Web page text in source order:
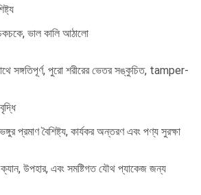
ভাল কালি আঠালো
সঙ্গতিপূর্ণ, পুরো শরীরের ভেতর সঙ্কুচিত, tamper-
প্রমাণ বৈশিষ্ট্য, কার্যকর অন্তরণ এবং পণ্য সুরক্ষা
উপহার, এবং সমষ্টিগত যৌথ প্যাকেজ জন্য